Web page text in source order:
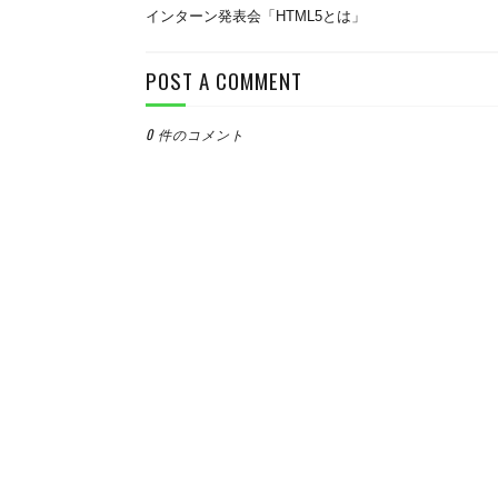
インターン発表会「HTML5とは」
POST A COMMENT
0 件のコメント